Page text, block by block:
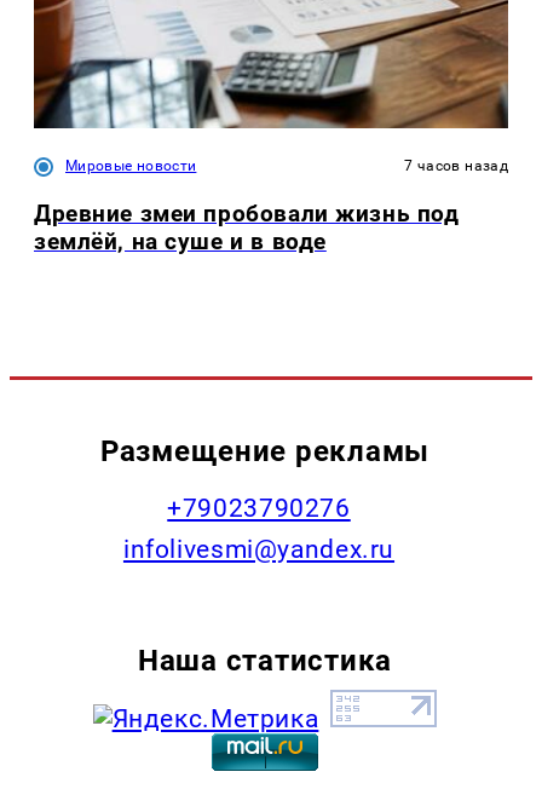
Мировые новости 7 часов назад
Древние змеи пробовали жизнь под
землёй, на суше и в воде
Размещение рекламы
+79023790276
infolivesmi@yandex.ru
Наша статистика